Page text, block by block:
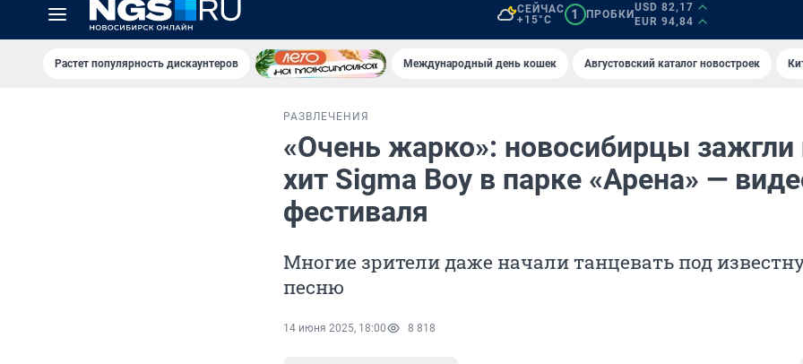
СЕЙЧАС
+15°C
1 ПРОБКИ
USD 82,17
EUR 94,84
Растет популярность дискаунтеров Международный день кошек Августовский каталог новостроек
РАЗВЛЕЧЕНИЯ
«Очень жарко»: новосибирцы зажгли
хит Sigma Boy в парке «Арена» —
фестиваля
Многие зрители даже начали танцевать под
песню
14 июня 2025, 18:00 8 818